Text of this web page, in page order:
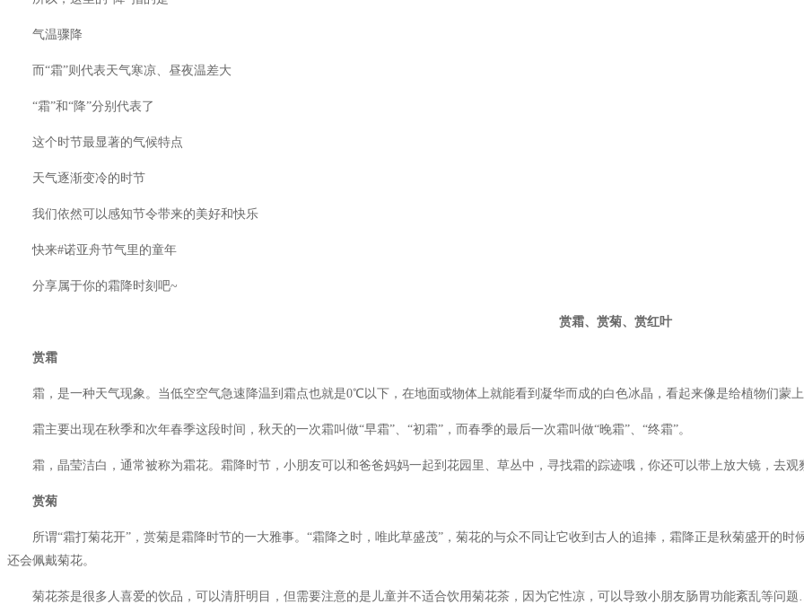
气温骤降
而“霜”则代表天气寒凉、昼夜温差大
“霜”和“降”分别代表了
这个时节最显著的气候特点
天气逐渐变冷的时节
我们依然可以感知节令带来的美好和快乐
快来#诺亚舟节气里的童年
分享属于你的霜降时刻吧~
赏霜、赏菊、赏红叶
赏霜
霜，是一种天气现象。当低空空气急速降温到霜点也就是0℃以下，在地面或物体上就能看到凝华而成的白色冰晶，看起来像是给植物们蒙上
霜主要出现在秋季和次年春季这段时间，秋天的一次霜叫做“早霜”、“初霜”，而春季的最后一次霜叫做“晚霜”、“终霜”。
霜，晶莹洁白，通常被称为霜花。霜降时节，小朋友可以和爸爸妈妈一起到花园里、草丛中，寻找霜的踪迹哦，你还可以带上放大镜，去观
赏菊
所谓“霜打菊花开”，赏菊是霜降时节的一大雅事。“霜降之时，唯此草盛茂”，菊花的与众不同让它收到古人的追捧，霜降正是秋菊盛开的时
还会佩戴菊花。
菊花茶是很多人喜爱的饮品，可以清肝明目，但需要注意的是儿童并不适合饮用菊花茶，因为它性凉，可以导致小朋友肠胃功能紊乱等问